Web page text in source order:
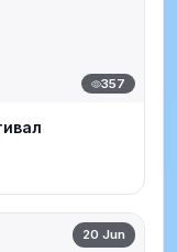
357
20 Jun